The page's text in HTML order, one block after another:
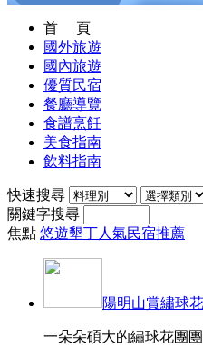
首 頁
國外旅遊
國內旅遊
優質民宿
餐廳導覽
食譜烹飪
美食指南
飲料指南
快速搜尋
關鍵字搜尋
焦點 悠遊墾丁人氣民宿推薦
陽明山賞繡球
一朵朵碩大的繡球花團